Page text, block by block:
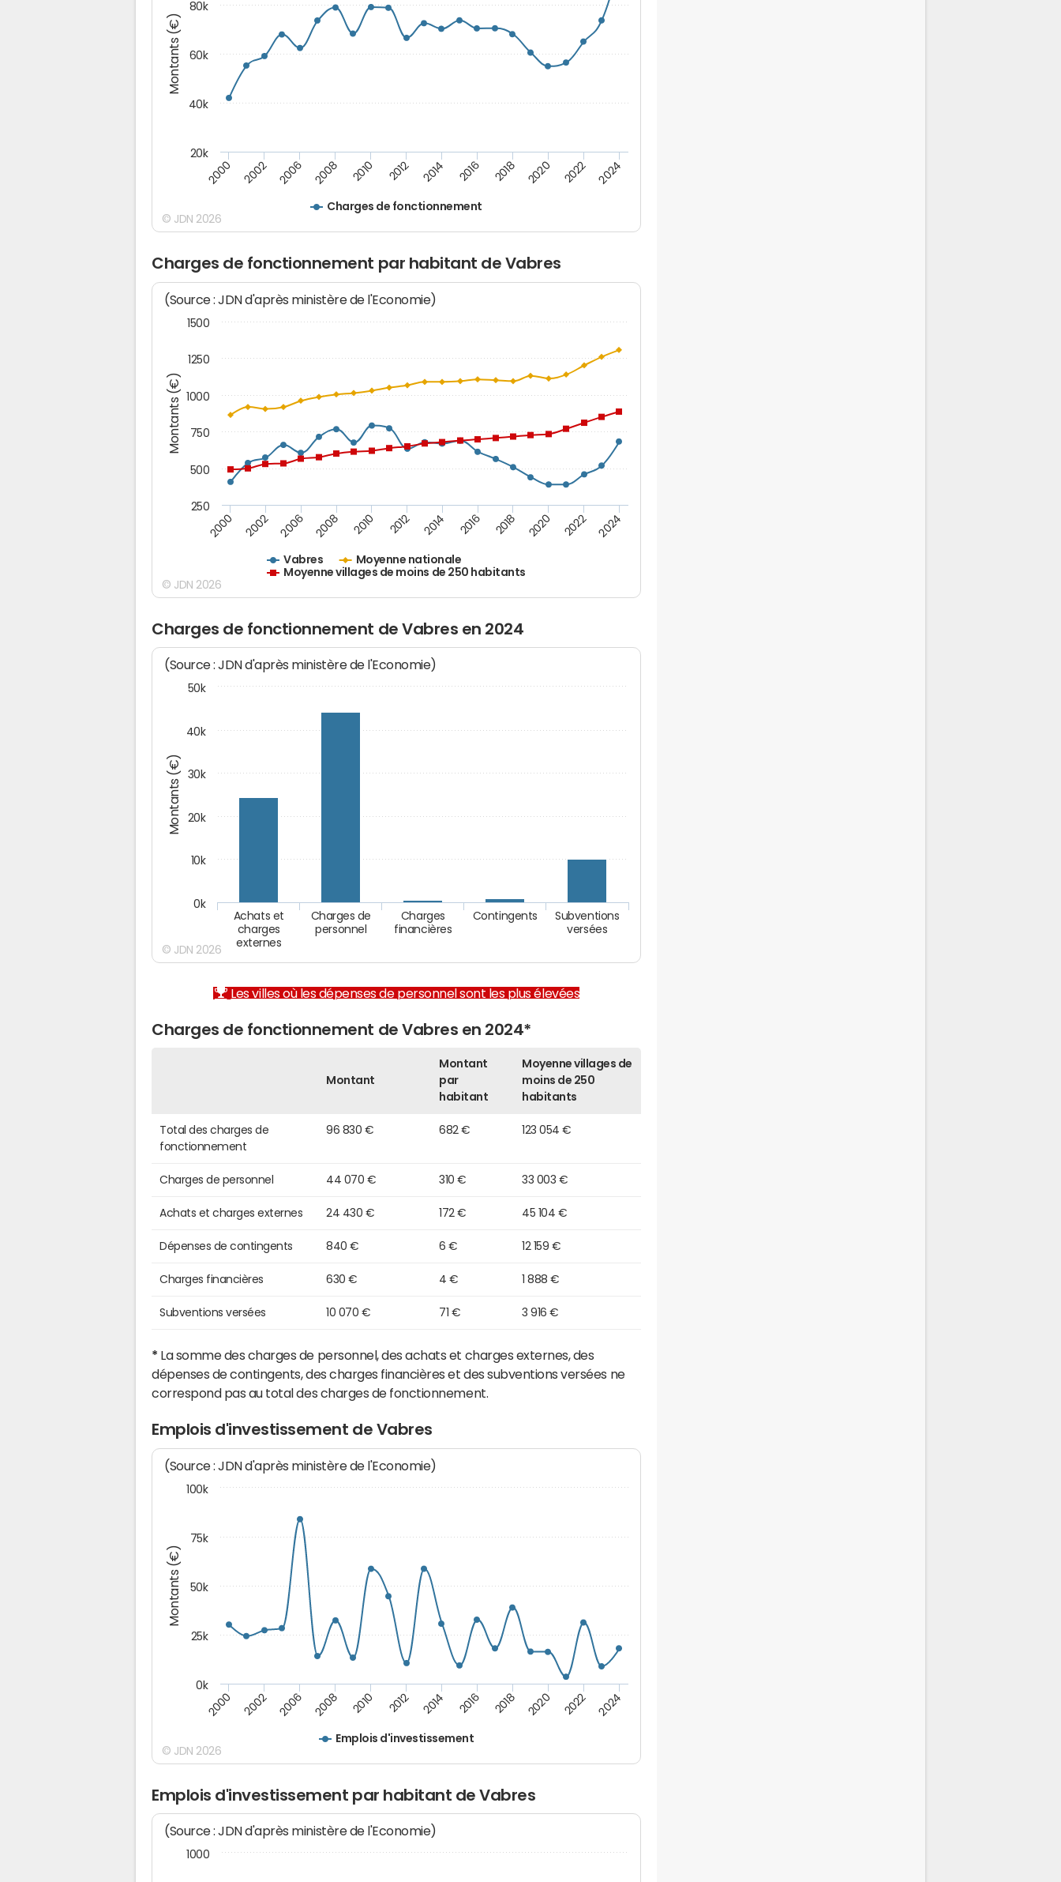
Montants (€)
Charges de fonctionnement
2000 2002 2006 2008 2010 2012 2014 2016 2018 2020 2022 2024
20k
40k
60k
80k
© JDN 2026
Charges de fonctionnement par habitant de Vabres
Montants (€)
(Source : JDN d'après ministère de l'Economie)
Vabres
Moyenne nationale
Moyenne villages de moins de 250 habitants
2000 2002 2006 2008 2010 2012 2014 2016 2018 2020 2022 2024
250
500
750
1000
1250
1500
© JDN 2026
Charges de fonctionnement de Vabres en 2024
Montants (€)
(Source : JDN d'après ministère de l'Economie)
Achats et
charges
externes
Charges de
personnel
Charges
financières
Contingents
Subventions
versées
0k
10k
20k
30k
40k
50k
© JDN 2026
Les villes où les dépenses de personnel sont les plus élevées
Charges de fonctionnement de Vabres en 2024*
Montant
Montant
par
habitant
Moyenne villages de
moins de 250
habitants
Total des charges de
fonctionnement
96 830 € 682 € 123 054 €
Charges de personnel 44 070 € 310 € 33 003 €
Achats et charges externes 24 430 € 172 € 45 104 €
Dépenses de contingents 840 € 6 € 12 159 €
Charges financières 630 € 4 € 1 888 €
Subventions versées 10 070 € 71 € 3 916 €
* La somme des charges de personnel, des achats et charges externes, des
dépenses de contingents, des charges financières et des subventions versées ne
correspond pas au total des charges de fonctionnement.
Emplois d'investissement de Vabres
Montants (€)
(Source : JDN d'après ministère de l'Economie)
Emplois d'investissement
2000 2002 2006 2008 2010 2012 2014 2016 2018 2020 2022 2024
0k
25k
50k
75k
100k
© JDN 2026
Emplois d'investissement par habitant de Vabres
(Source : JDN d'après ministère de l'Economie)
1000